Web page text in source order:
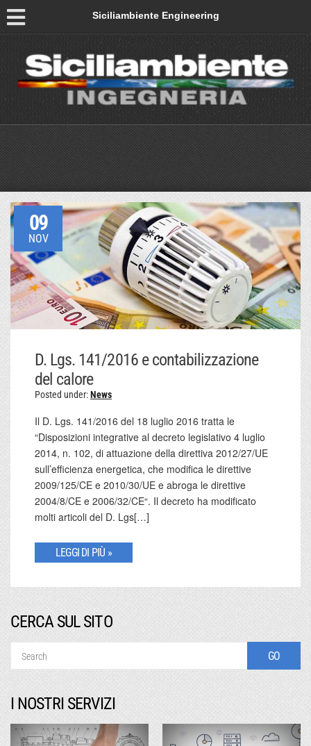
Siciliambiente Engineering
09
NOV
D. Lgs. 141/2016 e contabilizzazione
del calore
Posted under:News
Il D. Lgs. 141/2016 del 18 luglio 2016 tratta le
“Disposizioni integrative al decreto legislativo 4 luglio
2014, n. 102, di attuazione della direttiva 2012/27/UE
sull’efficienza energetica, che modifica le direttive
2009/125/CE e 2010/30/UE e abroga le direttive
2004/8/CE e 2006/32/CE“. Il decreto ha modificato
molti articoli del D. Lgs[…]
LEGGI DI PIÙ »
CERCA SUL SITO
I NOSTRI SERVIZI